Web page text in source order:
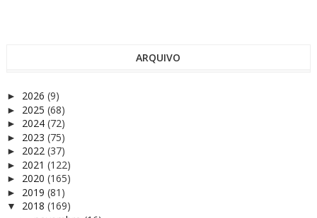
ARQUIVO
► 2026 (9)
► 2025 (68)
► 2024 (72)
► 2023 (75)
► 2022 (37)
► 2021 (122)
► 2020 (165)
► 2019 (81)
▼ 2018 (169)